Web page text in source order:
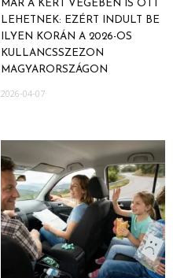
MÁR A KERT VÉGÉBEN IS OTT
LEHETNEK: EZÉRT INDULT BE
ILYEN KORÁN A 2026-OS
KULLANCSSZEZON
MAGYARORSZÁGON
2026-04-07